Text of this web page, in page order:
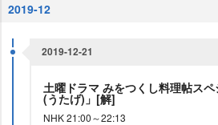
2019-12
2019-12-21
土曜ドラマ みをつくし料理帖ス
(うたげ)」[解]
NHK 21:00～22:13